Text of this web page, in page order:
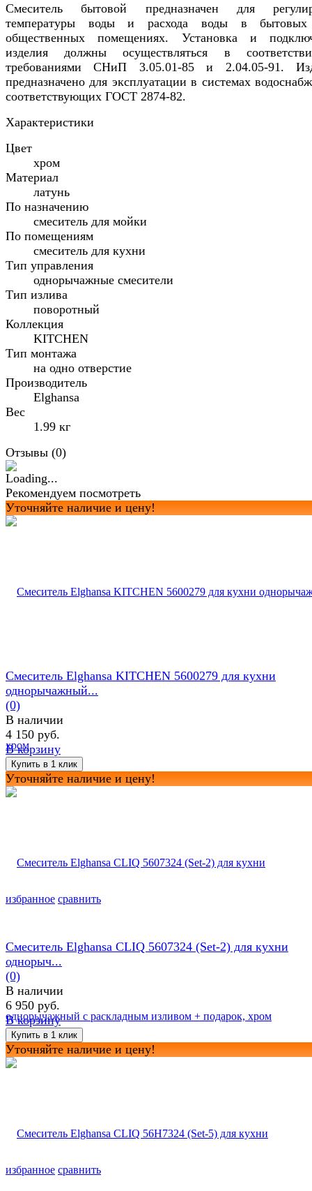
Смеситель бытовой предназначен для
температуры воды и расхода воды в
общественных помещениях. Установка и
изделия должны осуществляться в
требованиями СНиП 3.05.01-85 и 2.04.05-91.
предназначено для эксплуатации в системах
соответствующих ГОСТ 2874-82.
Характеристики
Цвет
хром
Материал
латунь
По назначению
смеситель для мойки
По помещениям
смеситель для кухни
Тип управления
однорычажные смесители
Тип излива
поворотный
Коллекция
KITCHEN
Тип монтажа
на одно отверстие
Производитель
Elghansa
Вес
1.99 кг
Отзывы (0)
Рекомендуем посмотреть
Уточняйте наличие и цену!
избранное сравнить
Смеситель Elghansa KITCHEN 5600279 для кухни
однорычажный...
(0)
В наличии
4 150 руб.
В корзину
Уточняйте наличие и цену!
избранное сравнить
Смеситель Elghansa CLIQ 5607324 (Set-2) для кухни
однорыч...
(0)
В наличии
6 950 руб.
В корзину
Уточняйте наличие и цену!